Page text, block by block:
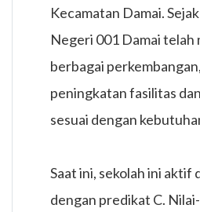
Kecamatan Damai.
Negeri 001 Damai telah
berbagai
peningkatan fasilitas
sesuai dengan
Saat ini, sekolah ini aktif
dengan predikat C.